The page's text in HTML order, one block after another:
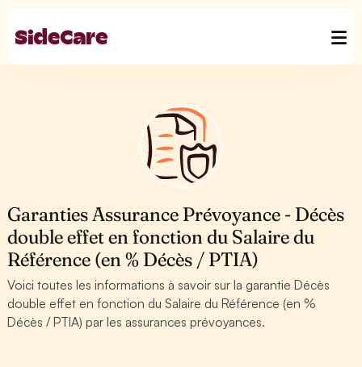
Garanties Assurance Prévoyance - Décès
double effet en fonction du Salaire du
Référence (en % Décès / PTIA)
Voici toutes les informations à savoir sur la garantie Décès
double effet en fonction du Salaire du Référence (en %
Décès / PTIA) par les assurances prévoyances.